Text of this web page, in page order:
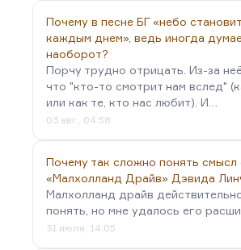
Почему в песне БГ «небо
каждым днем», ведь иногда
наоборот?
Порчу трудно отрицать. Из-за
что "кто-то смотрит нам вслед"
или как те, кто нас любит). И…
03 авг., 04:58
Почему так сложно понять смысл
«Малхолланд Драйв» Дэвида
Малхолланд драйв
понять, но мне удалось его
31 июля, 14:05